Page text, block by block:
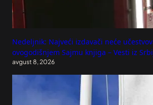
Nedeljnik: Najveći izdavači neće
ovogodišnjem Sajmu knjiga – Vesti iz
avgust 8, 2026